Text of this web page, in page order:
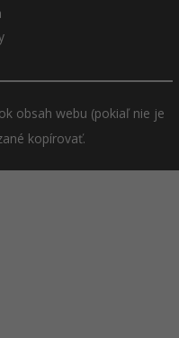
obsah webu (pokiaľ nie je
kopírovať.